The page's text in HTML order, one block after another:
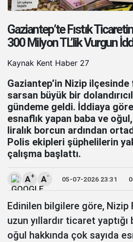
Gaziantep’te Fıstık
300 Milyon TL’lik Vurgun
Kaynak Kent Haber 27
Gaziantep’in Nizip
sarsan büyük bir
gündeme geldi. İddiaya
esnaflık yapan baba ve
liralık borcun ardından
Polis ekipleri şüphelilerin
çalışma başlattı.
A+ A- 05-07-2026 23:31
Edinilen bilgilere göre, Nizip
uzun yıllardır ticaret
oğul hakkında çok sayıda